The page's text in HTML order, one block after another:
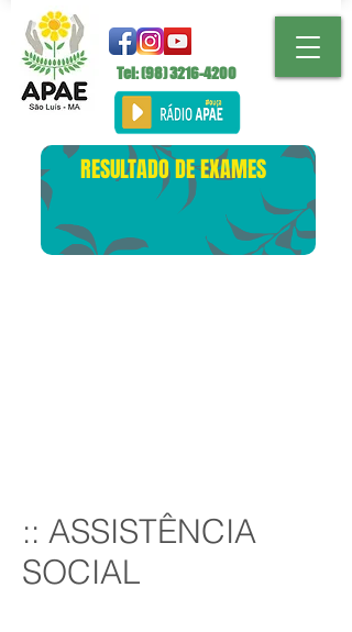
Tel: (98)3216-4200
RESULTADO DE EXAMES
:: ASSISTÊNCIA
SOCIAL